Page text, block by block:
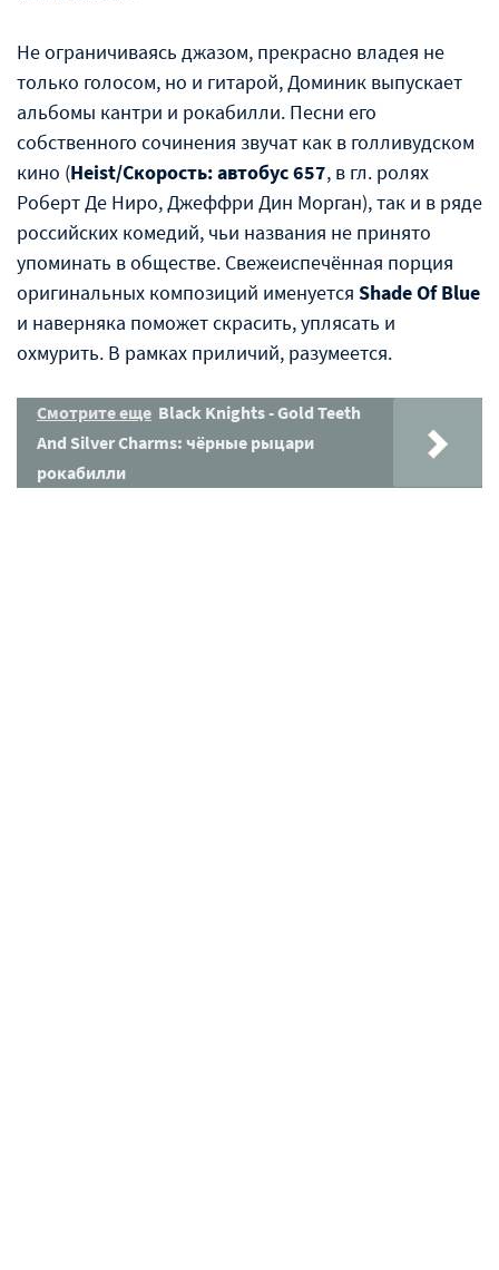
Не ограничиваясь джазом, прекрасно владея не
только голосом, но и гитарой, Доминик выпускает
альбомы кантри и рокабилли. Песни его
собственного сочинения звучат как в голливудском
кино (Heist/Скорость: автобус 657, в гл. ролях
Роберт Де Ниро, Джеффри Дин Морган), так и в ряде
российских комедий, чьи названия не принято
упоминать в обществе. Свежеиспечëнная порция
оригинальных композиций именуется Shade Of Blue
и наверняка поможет скрасить, уплясать и
охмурить. В рамках приличий, разумеется.
Смотрите еще Black Knights - Gold Teeth
And Silver Charms: чёрные рыцари
рокабилли